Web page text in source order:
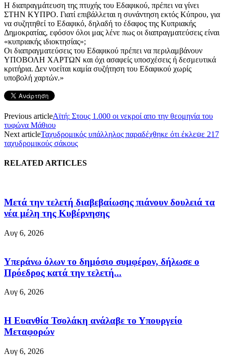
Η διαπραγμάτευση της πτυχής του Εδαφικού, πρέπει να γίνει
ΣΤΗΝ ΚΥΠΡΟ. Γιατί επιβάλλεται η συνάντηση εκτός Κύπρου, για
να συζητηθεί το Εδαφικό, δηλαδή το έδαφος της Κυπριακής
Δημοκρατίας, εφόσον όλοι μας λένε πως οι διαπραγματεύσεις είναι
«κυπριακής ιδιοκτησίας»;
Οι διαπραγματεύσεις του Εδαφικού πρέπει να περιλαμβάνουν
ΥΠΟΒΟΛΗ ΧΑΡΤΩΝ και όχι ασαφείς υποσχέσεις ή δεσμευτικά
κριτήρια. Δεν νοείται καμία συζήτηση του Εδαφικού χωρίς
υποβολή χαρτών.»
Previous articleΑϊτή: Στους 1.000 οι νεκροί απο την θεομηνία του
τυφώνα Μάθιου
Next articleΤαχυδρομικός υπάλληλος παραδέχθηκε ότι έκλεψε 217
ταχυδρομικούς σάκους
RELATED ARTICLES
Μετά την τελετή διαβεβαίωσης πιάνουν δουλειά τα
νέα μέλη της Κυβέρνησης
Αυγ 6, 2026
Υπεράνω όλων το δημόσιο συμφέρον, δήλωσε ο
Πρόεδρος κατά την τελετή...
Αυγ 6, 2026
Η Ευανθία Τσολάκη ανάλαβε το Υπουργείο
Μεταφορών
Αυγ 6, 2026